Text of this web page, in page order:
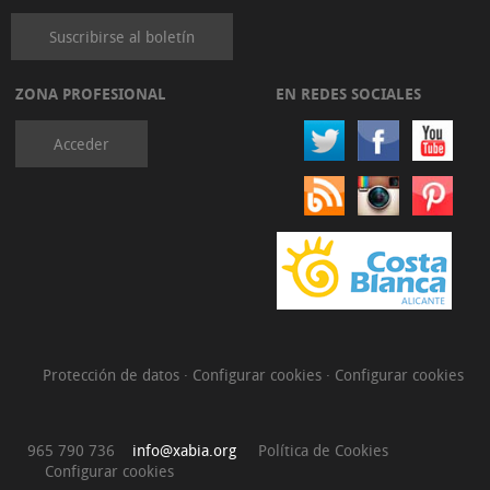
Suscribirse al boletín
ZONA PROFESIONAL
Acceder
EN REDES SOCIALES
Protección de datos · Configurar cookies · Configurar cookies
965 790 736 info@xabia.org
Política de Cookies
Configurar cookies